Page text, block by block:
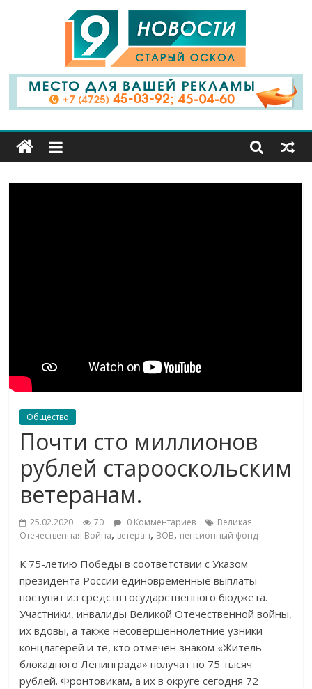
9
Канал
Старый
Общество
Почти сто миллионов
рублей старооскольским
ветеранам.
25.02.2020 70 0 Комментариев
Великая
Отечественная Война, ветеран, ВОВ, пенсионный фонд
К 75-летию Победы в соответствии с Указом
президента России единовременные выплаты
поступят из средств государственного бюджета.
Участники, инвалиды Великой Отечественной войны,
их вдовы, а также несовершеннолетние узники
концлагерей и те, кто отмечен знаком «Житель
блокадного Ленинграда» получат по 75 тысяч
рублей. Фронтовикам, а их в округе сегодня 72